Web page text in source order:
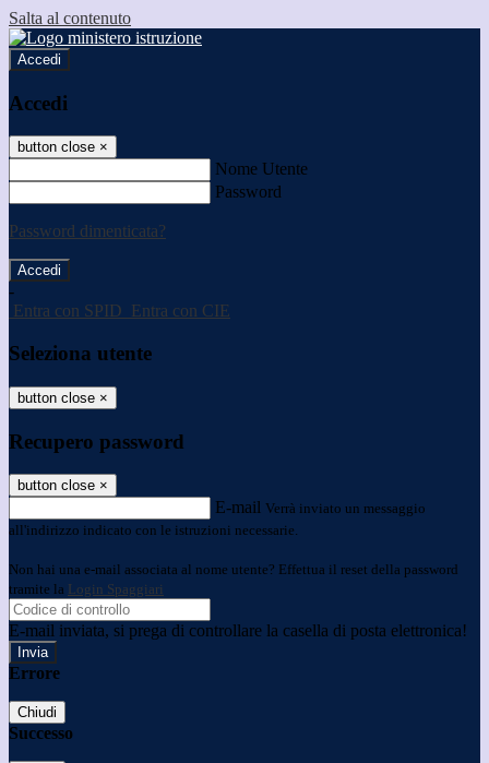
Salta al contenuto
Accedi
Accedi
button close ×
Nome Utente
Password
Password dimenticata?
-
Entra con SPID Entra con CIE
Seleziona utente
button close ×
Recupero password
button close ×
E-mail Verrà inviato un messaggio
all'indirizzo indicato con le istruzioni necessarie.
Non hai una e-mail associata al nome utente? Effettua il reset della password
tramite la Login Spaggiari
E-mail inviata, si prega di controllare la casella di posta elettronica!
Errore
Chiudi
Successo